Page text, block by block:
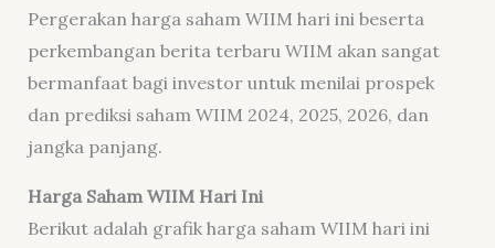
Pergerakan harga saham WIIM hari ini beserta
perkembangan berita terbaru WIIM akan sangat
bermanfaat bagi investor untuk menilai prospek
dan prediksi saham WIIM 2024, 2025, 2026, dan
jangka panjang.
Harga Saham WIIM Hari Ini
Berikut adalah grafik harga saham WIIM hari ini